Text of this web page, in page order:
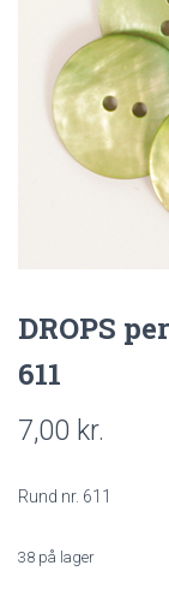
DROPS
611
7,00 kr.
Rund nr. 611
38 på lager